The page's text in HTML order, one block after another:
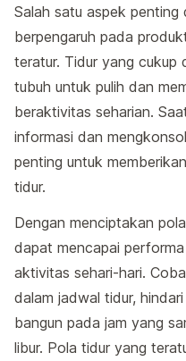
Salah satu aspek penting
berpengaruh pada
teratur. Tidur yang cukup
tubuh untuk pulih dan
beraktivitas seharian.
informasi dan
penting untuk
tidur.
Dengan menciptakan
dapat mencapai
aktivitas sehari-hari.
dalam jadwal tidur,
bangun pada jam yang
libur. Pola tidur yang